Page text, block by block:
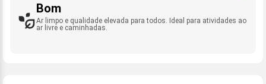
Bom
Ar limpo e qualidade elevada para todos. Ideal para atividades ao
ar livre e caminhadas.